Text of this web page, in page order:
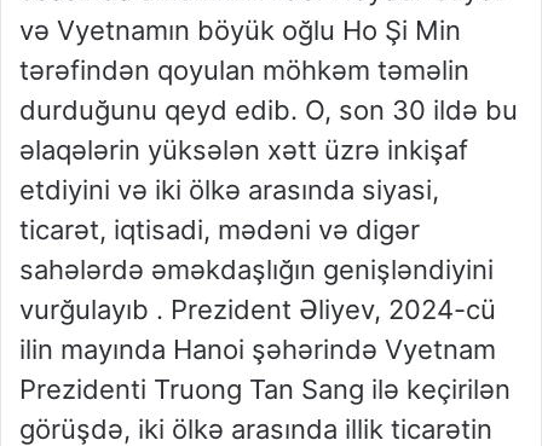
və Vyetnamın böyük oğlu Ho Şi Min
tərəfindən qoyulan möhkəm təməlin
durduğunu qeyd edib. O, son 30 ildə bu
əlaqələrin yüksələn xətt üzrə inkişaf
etdiyini və iki ölkə arasında siyasi,
ticarət, iqtisadi, mədəni və digər
sahələrdə əməkdaşlığın genişləndiyini
vurğulayıb . Prezident Əliyev, 2024-cü
ilin mayında Hanoi şəhərində Vyetnam
Prezidenti Truong Tan Sang ilə keçirilən
görüşdə, iki ölkə arasında illik ticarətin